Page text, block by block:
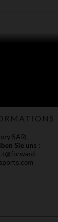
SARL
Sie uns :